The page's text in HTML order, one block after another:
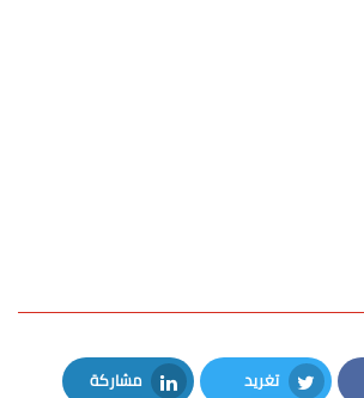
تغريد مشاركة